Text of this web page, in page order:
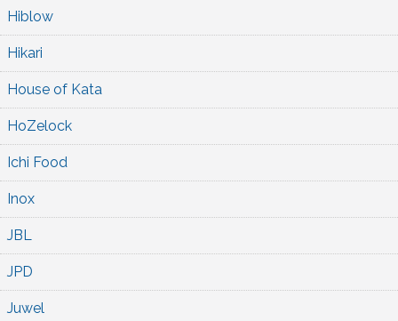
Hiblow
Hikari
House of Kata
HoZelock
Ichi Food
Inox
JBL
JPD
Juwel